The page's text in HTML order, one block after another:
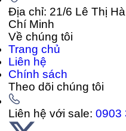
Địa chỉ: 21/6 Lê Thị
Chí Minh
Về chúng tôi
Trang chủ
Liên hệ
Chính sách
Theo dõi chúng tôi
Liên hệ với sale:0903